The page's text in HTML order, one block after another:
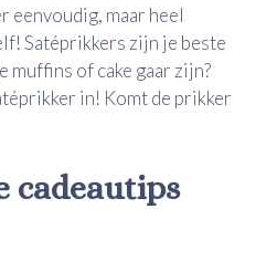
eenvoudig, maar heel
Satéprikkers zijn je beste
muffins of cake gaar zijn?
in! Komt de prikker
cadeautips